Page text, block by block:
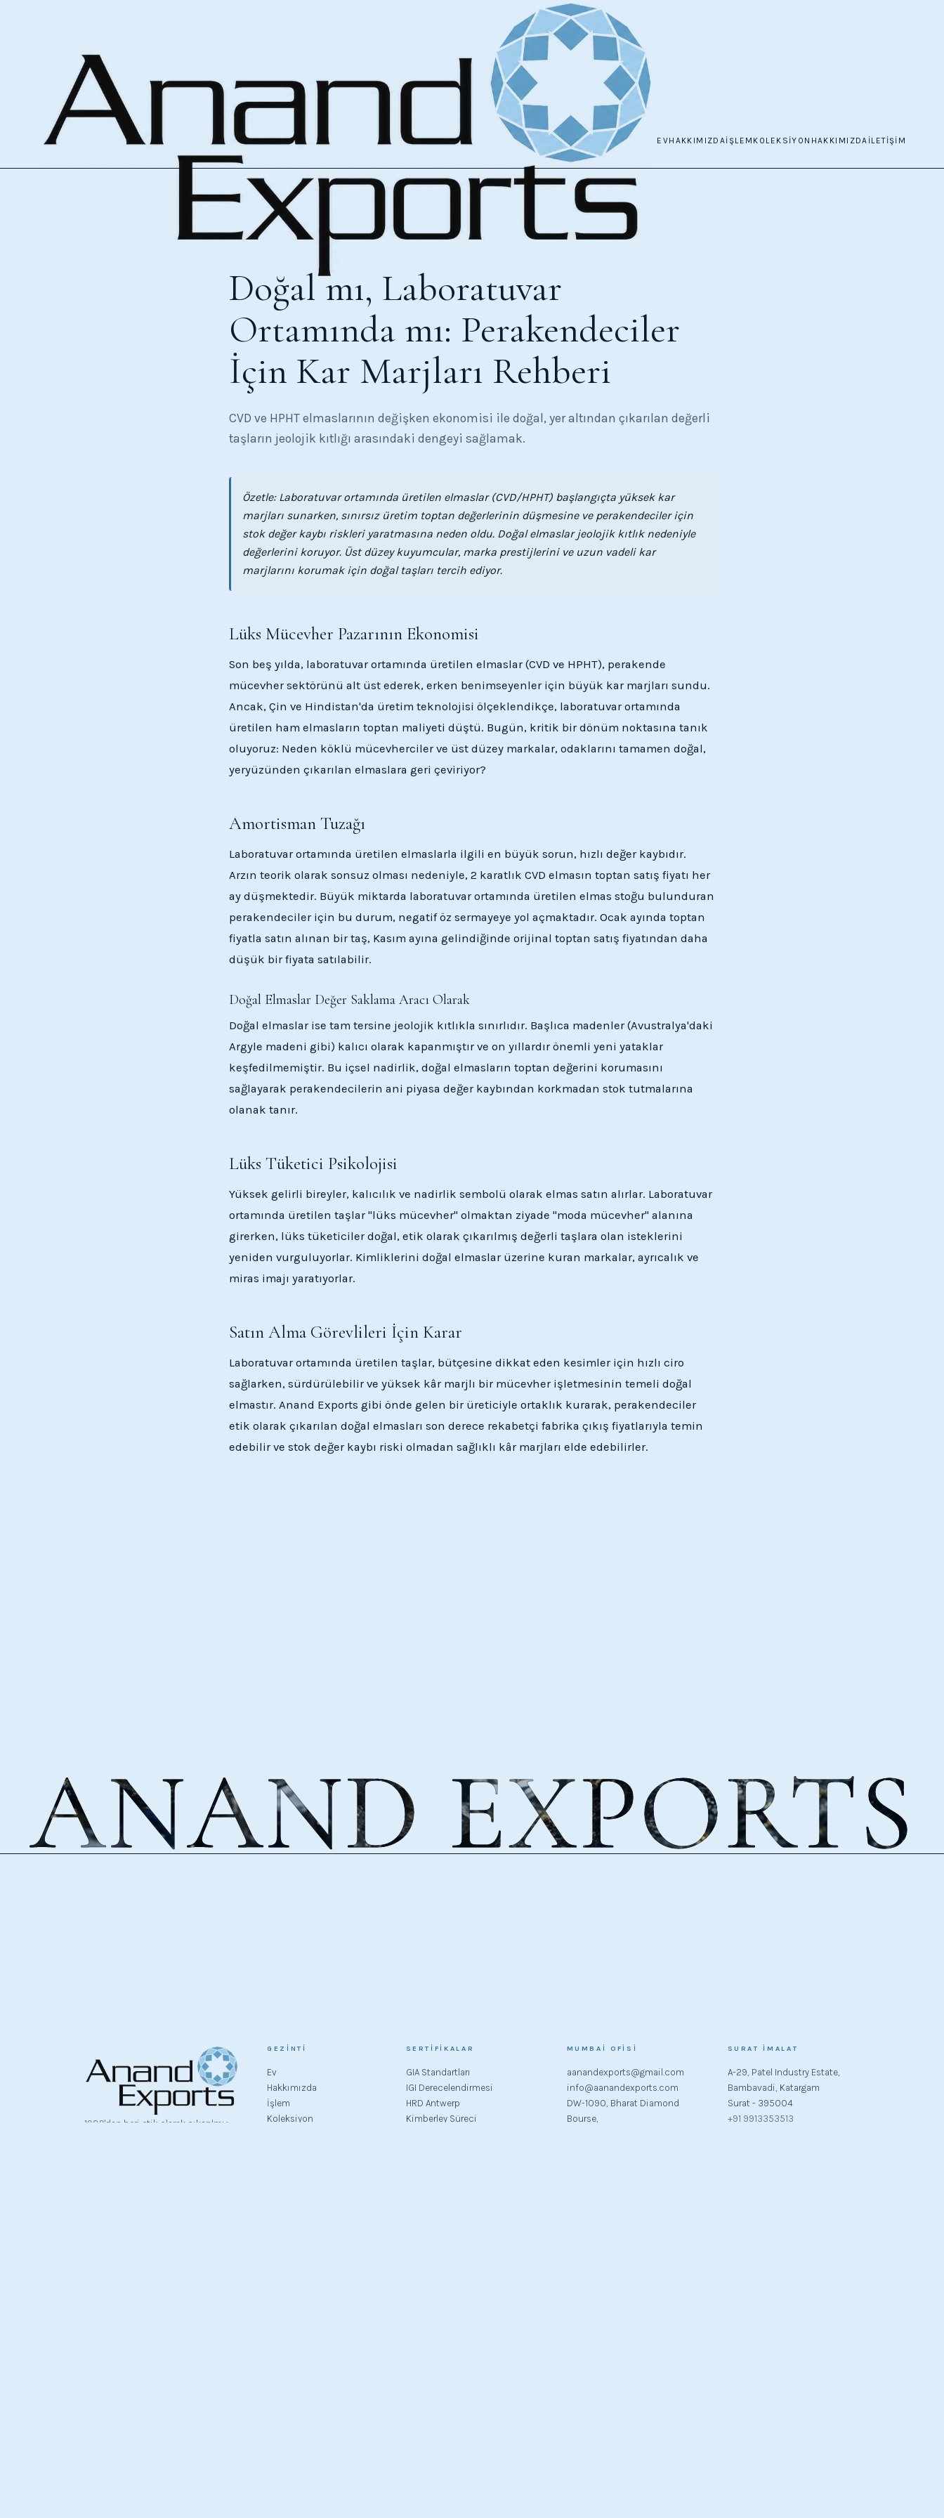
EVHAKKIMIZDA İŞLEM KOLEKSIYON HAKKIMIZDA İLETIŞIM
Doğal mı, Laboratuvar
Ortamında mı: Perakendeciler
İçin Kar Marjları Rehberi
CVD ve HPHT elmaslarının değişken ekonomisi ile doğal, yer altından çıkarılan değerli
taşların jeolojik kıtlığı arasındaki dengeyi sağlamak.
Özetle: Laboratuvar ortamında üretilen elmaslar (CVD/HPHT) başlangıçta yüksek kar
marjları sunarken, sınırsız üretim toptan değerlerinin düşmesine ve perakendeciler için
stok değer kaybı riskleri yaratmasına neden oldu. Doğal elmaslar jeolojik kıtlık nedeniyle
değerlerini koruyor. Üst düzey kuyumcular, marka prestijlerini ve uzun vadeli kar
marjlarını korumak için doğal taşları tercih ediyor.
Lüks Mücevher Pazarının Ekonomisi
Son beş yılda, laboratuvar ortamında üretilen elmaslar (CVD ve HPHT), perakende
mücevher sektörünü alt üst ederek, erken benimseyenler için büyük kar marjları sundu.
Ancak, Çin ve Hindistan'da üretim teknolojisi ölçeklendikçe, laboratuvar ortamında
üretilen ham elmasların toptan maliyeti düştü. Bugün, kritik bir dönüm noktasına tanık
oluyoruz: Neden köklü mücevherciler ve üst düzey markalar, odaklarını tamamen doğal,
yeryüzünden çıkarılan elmaslara geri çeviriyor?
Amortisman Tuzağı
Laboratuvar ortamında üretilen elmaslarla ilgili en büyük sorun, hızlı değer kaybıdır.
Arzın teorik olarak sonsuz olması nedeniyle, 2 karatlık CVD elmasın toptan satış fiyatı her
ay düşmektedir. Büyük miktarda laboratuvar ortamında üretilen elmas stoğu bulunduran
perakendeciler için bu durum, negatif öz sermayeye yol açmaktadır. Ocak ayında toptan
fiyatla satın alınan bir taş, Kasım ayına gelindiğinde orijinal toptan satış fiyatından daha
düşük bir fiyata satılabilir.
Doğal Elmaslar Değer Saklama Aracı Olarak
Doğal elmaslar ise tam tersine jeolojik kıtlıkla sınırlıdır. Başlıca madenler (Avustralya'daki
Argyle madeni gibi) kalıcı olarak kapanmıştır ve on yıllardır önemli yeni yataklar
keşfedilmemiştir. Bu içsel nadirlik, doğal elmasların toptan değerini korumasını
sağlayarak perakendecilerin ani piyasa değer kaybından korkmadan stok tutmalarına
olanak tanır.
Lüks Tüketici Psikolojisi
Yüksek gelirli bireyler, kalıcılık ve nadirlik sembolü olarak elmas satın alırlar. Laboratuvar
ortamında üretilen taşlar "lüks mücevher" olmaktan ziyade "moda mücevher" alanına
girerken, lüks tüketiciler doğal, etik olarak çıkarılmış değerli taşlara olan isteklerini
yeniden vurguluyorlar. Kimliklerini doğal elmaslar üzerine kuran markalar, ayrıcalık ve
miras imajı yaratıyorlar.
Satın Alma Görevlileri İçin Karar
Laboratuvar ortamında üretilen taşlar, bütçesine dikkat eden kesimler için hızlı ciro
sağlarken, sürdürülebilir ve yüksek kâr marjlı bir mücevher işletmesinin temeli doğal
elmastır. Anand Exports gibi önde gelen bir üreticiyle ortaklık kurarak, perakendeciler
etik olarak çıkarılan doğal elmasları son derece rekabetçi fabrika çıkış fiyatlarıyla temin
edebilir ve stok değer kaybı riski olmadan sağlıklı kâr marjları elde edebilirler.
1989'dan beri etik olarak çıkarılmış
GEZINTI
Ev
Hakkımızda
İşlem
Koleksiyon
SERTIFIKALAR
GIA Standartları
IGI Derecelendirmesi
HRD Antwerp
Kimberley Süreci
MUMBAI OFISI
aanandexports@gmail.com
info@aanandexports.com
DW-1090, Bharat Diamond
Bourse,
SURAT İMALAT
A-29, Patel Industry Estate,
Bambavadi, Katargam
Surat - 395004
+91 9913353513